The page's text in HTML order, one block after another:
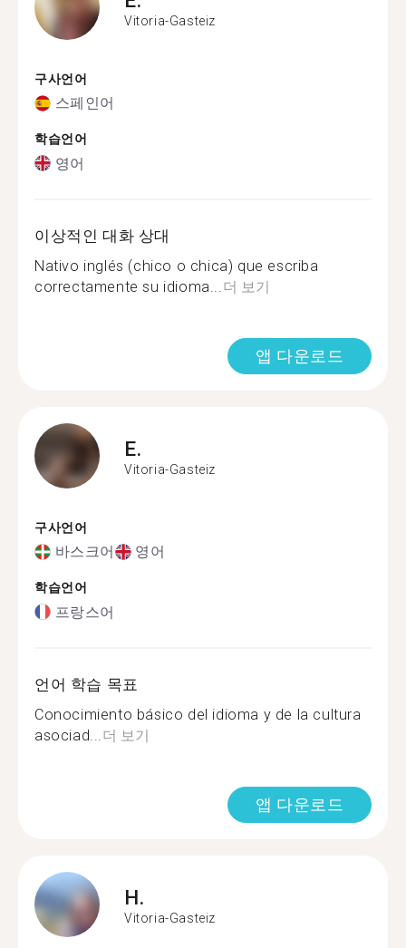
Vitoria-Gasteiz
구사언어
스페인어
학습언어
영어
이상적인 대화 상대
Nativo inglés (chico o chica) que escriba
correctamente su idioma... 더 보기
앱 다운로드
E.
Vitoria-Gasteiz
구사언어
바스크어 영어
학습언어
프랑스어
언어 학습 목표
Conocimiento básico del idioma y de la cultura
asociad... 더 보기
앱 다운로드
H.
Vitoria-Gasteiz